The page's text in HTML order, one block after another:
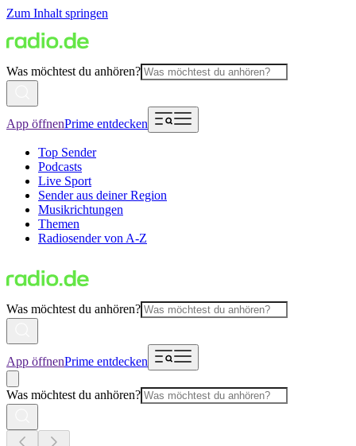
Zum Inhalt springen
Was möchtest du anhören?
App öffnenPrime entdecken
Top Sender
Podcasts
Live Sport
Sender aus deiner Region
Musikrichtungen
Themen
Radiosender von A-Z
Was möchtest du anhören?
App öffnenPrime entdecken
Was möchtest du anhören?